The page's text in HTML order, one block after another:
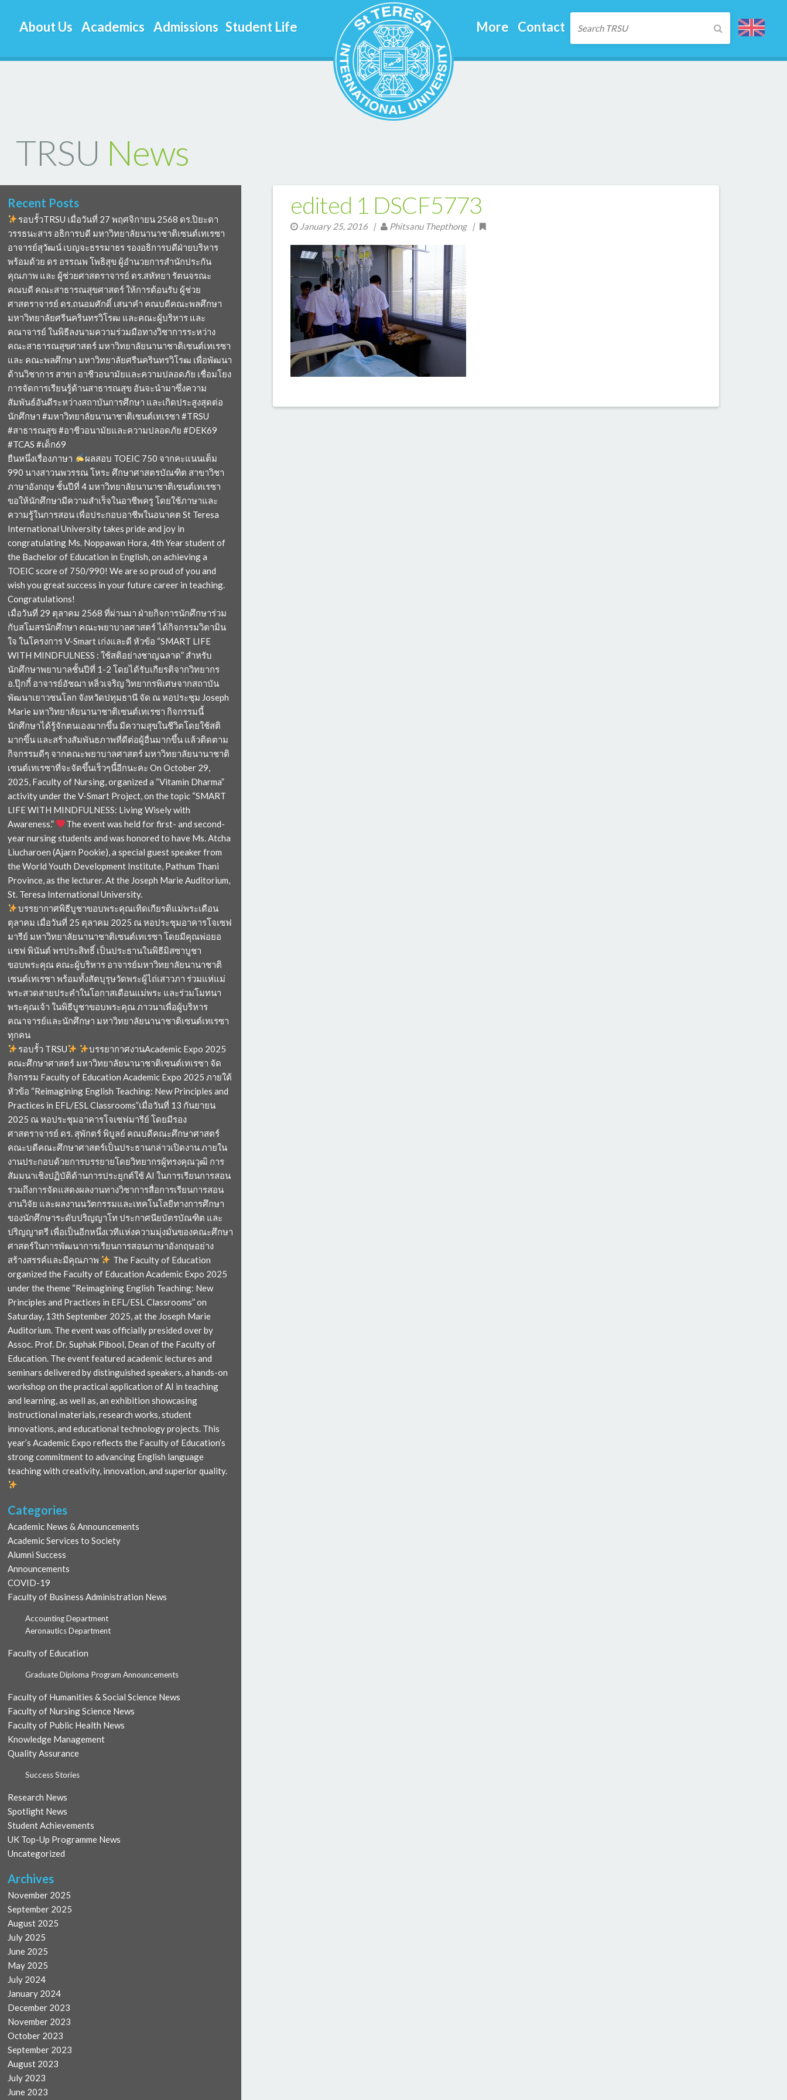
About Us Academics Admissions Student Life More Contact
TRSU News
Recent Posts
รอบรั้วTRSU เมื่อวันที่ 27 พฤศจิกายน 2568 ดร.ปิยะดา
วรรธนะสาร อธิการบดี มหาวิทยาลัยนานาชาติเซนต์เทเรซา
อาจารย์สุวัฒน์ เบญจะธรรมาธร รองอธิการบดีฝ่ายบริหาร
พร้อมด้วย ดร อรรณพ โพธิสุข ผู้อำนวยการสำนักประกัน
คุณภาพ และ ผู้ช่วยศาสตราจารย์ ดร.สหัทยา รัตนจรณะ
คณบดี คณะสาธารณสุขศาสตร์ ให้การต้อนรับ ผู้ช่วย
ศาสตราจารย์ ดร.ถนอมศักดิ์ เสนาคำ คณบดีคณะพลศึกษา
มหาวิทยาลัยศรีนครินทรวิโรฒ และคณะผู้บริหาร และ
คณาจารย์ ในพิธีลงนามความร่วมมือทางวิชาการระหว่าง
คณะสาธารณสุขศาสตร์ มหาวิทยาลัยนานาชาติเซนต์เทเรซา
และ คณะพลศึกษา มหาวิทยาลัยศรีนครินทรวิโรฒ เพื่อพัฒนา
ด้านวิชาการ สาขา อาชีวอนามัยและความปลอดภัย เชื่อมโยง
การจัดการเรียนรู้ด้านสาธารณสุข อันจะนำมาซึ่งความ
สัมพันธ์อันดีระหว่างสถาบันการศึกษา และเกิดประสูงสุดต่อ
นักศึกษา #มหาวิทยาลัยนานาชาติเซนต์เทเรซา #TRSU
#สาธารณสุข #อาชีวอนามัยและความปลอดภัย #DEK69
#TCAS #เด็ก69
ยืนหนึ่งเรื่องภาษา
ผลสอบ TOEIC 750 จากคะแนนเต็ม
990 นางสาวนพวรรณ โหระ ศึกษาศาสตรบัณฑิต สาขาวิชา
ภาษาอังกฤษ ชั้นปีที่ 4 มหาวิทยาลัยนานาชาติเซนต์เทเรซา
ขอให้นักศึกษามีความสำเร็จในอาชีพครู โดยใช้ภาษาและ
ความรู้ในการสอน เพื่อประกอบอาชีพในอนาคต St Teresa
International University takes pride and joy in
congratulating Ms. Noppawan Hora, 4th Year student of
the Bachelor of Education in English, on achieving a
TOEIC score of 750/990! We are so proud of you and
wish you great success in your future career in teaching.
Congratulations!
เมื่อวันที่ 29 ตุลาคม 2568 ที่ผ่านมา ฝ่ายกิจการนักศึกษาร่วม
กับสโมสรนักศึกษา คณะพยาบาลศาสตร์ ได้กิจกรรมวิตามิน
ใจ ในโครงการ V-Smart เก่งและดี หัวข้อ “SMART LIFE
WITH MINDFULNESS : ใช้สติอย่างชาญฉลาด” สำหรับ
นักศึกษาพยาบาลชั้นปีที่ 1-2 โดยได้รับเกียรติจากวิทยากร
อ.ปุ๊กกี้ อาจารย์อัชฌา หลิ่วเจริญ วิทยากรพิเศษจากสถาบัน
พัฒนาเยาวชนโลก จังหวัดปทุมธานี จัด ณ หอประชุม Joseph
Marie มหาวิทยาลัยนานาชาติเซนต์เทเรซา กิจกรรมนี้
นักศึกษาได้รู้จักตนเองมากขึ้น มีความสุขในชีวิตโดยใช้สติ
มากขึ้น และสร้างสัมพันธภาพที่ดีต่อผู้อื่นมากขึ้น แล้วติดตาม
กิจกรรมดีๆ จากคณะพยาบาลศาสตร์ มหาวิทยาลัยนานาชาติ
เซนต์เทเรซาที่จะจัดขึ้นเร็วๆนี้อีกนะคะ On October 29,
2025, Faculty of Nursing, organized a “Vitamin Dharma”
activity under the V-Smart Project, on the topic “SMART
LIFE WITH MINDFULNESS: Living Wisely with
Awareness.”
The event was held for first- and second-
year nursing students and was honored to have Ms. Atcha
Liucharoen (Ajarn Pookie), a special guest speaker from
the World Youth Development Institute, Pathum Thani
Province, as the lecturer. At the Joseph Marie Auditorium,
St. Teresa International University.
บรรยากาศพิธีบูชาขอบพระคุณเทิดเกียรติแม่พระเดือน
ตุลาคม เมื่อวันที่ 25 ตุลาคม 2025 ณ หอประชุมอาคารโจเซฟ
มารีย์ มหาวิทยาลัยนานาชาติเซนต์เทเรซา โดยมีคุณพ่อยอ
แซฟ พินันต์ พรประสิทธิ์ เป็นประธานในพิธีมิสซาบูชา
ขอบพระคุณ คณะผู้บริหาร อาจารย์มหาวิทยาลัยนานาชาติ
เซนต์เทเรซา พร้อมทั้งสัตบุรุษวัดพระผู้ไถ่เสาวภา ร่วมแห่แม่
พระสวดสายประคำในโอกาสเดือนแม่พระ และร่วมโมทนา
พระคุณเจ้า ในพิธีบูชาขอบพระคุณ ภาวนาเพื่อผู้บริหาร
คณาจารย์และนักศึกษา มหาวิทยาลัยนานาชาติเซนต์เทเรซา
ทุกคน
รอบรั้ว TRSU
บรรยากาศงานAcademic Expo 2025
คณะศึกษาศาสตร์ มหาวิทยาลัยนานาชาติเซนต์เทเรซา จัด
กิจกรรม Faculty of Education Academic Expo 2025 ภายใต้
หัวข้อ “Reimagining English Teaching: New Principles and
Practices in EFL/ESL Classrooms”เมื่อวันที่ 13 กันยายน
2025 ณ หอประชุมอาคารโจเซฟมารีย์ โดยมีรอง
ศาสตราจารย์ ดร. สุพักตร์ พิบูลย์ คณบดีคณะศึกษาศาสตร์
คณะบดีคณะศึกษาศาสตร์เป็นประธานกล่าวเปิดงาน ภายใน
งานประกอบด้วยการบรรยายโดยวิทยากรผู้ทรงคุณวุฒิ การ
สัมมนาเชิงปฏิบัติด้านการประยุกต์ใช้ AI ในการเรียนการสอน
รวมถึงการจัดแสดงผลงานทางวิชาการสื่อการเรียนการสอน
งานวิจัย และผลงานนวัตกรรมและเทคโนโลยีทางการศึกษา
ของนักศึกษาระดับปริญญาโท ประกาศนียบัตรบัณฑิต และ
ปริญญาตรี เพื่อเป็นอีกหนึ่งเวทีแห่งความมุ่งมั่นของคณะศึกษา
ศาสตร์ในการพัฒนาการเรียนการสอนภาษาอังกฤษอย่าง
สร้างสรรค์และมีคุณภาพ
The Faculty of Education
organized the Faculty of Education Academic Expo 2025
under the theme “Reimagining English Teaching: New
Principles and Practices in EFL/ESL Classrooms” on
Saturday, 13th September 2025, at the Joseph Marie
Auditorium. The event was officially presided over by
Assoc. Prof. Dr. Suphak Pibool, Dean of the Faculty of
Education. The event featured academic lectures and
seminars delivered by distinguished speakers, a hands-on
workshop on the practical application of AI in teaching
and learning, as well as, an exhibition showcasing
instructional materials, research works, student
innovations, and educational technology projects. This
year’s Academic Expo reflects the Faculty of Education’s
strong commitment to advancing English language
teaching with creativity, innovation, and superior quality.
Categories
Academic News & Announcements
Academic Services to Society
Alumni Success
Announcements
COVID-19
Faculty of Business Administration News
Accounting Department
Aeronautics Department
Faculty of Education
Graduate Diploma Program Announcements
Faculty of Humanities & Social Science News
Faculty of Nursing Science News
Faculty of Public Health News
Knowledge Management
Quality Assurance
Success Stories
Research News
Spotlight News
Student Achievements
UK Top-Up Programme News
Uncategorized
Archives
November 2025
September 2025
August 2025
July 2025
June 2025
May 2025
July 2024
January 2024
December 2023
November 2023
October 2023
September 2023
August 2023
July 2023
June 2023
edited 1 DSCF5773
January 25, 2016| Phitsanu Thepthong |